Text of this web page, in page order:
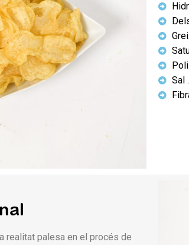
Sal
realitat palesa en el procés de